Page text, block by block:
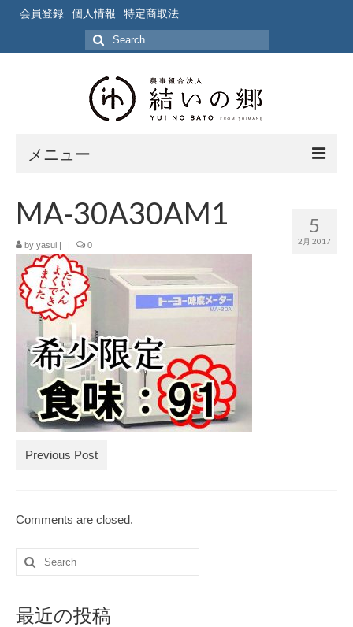
会員登録 個人情報
特定商取法
Search
for:
メニュー
作業風景
写真
ブログ
ブログ記事の要約一覧
ブログ記事の全記事一覧
お買物
お問合せ
5
2月 2017
MA-30A30AM1
by yasui | | 0
Previous Post
Comments are closed.
Search
for:
最近の投稿